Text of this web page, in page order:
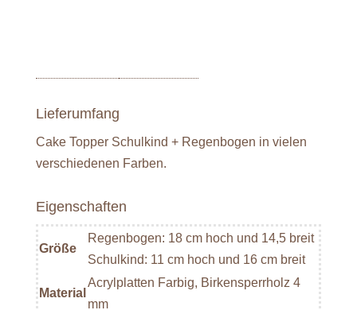
Lieferumfang
Cake Topper Schulkind + Regenbogen in vielen
verschiedenen Farben.
Eigenschaften
Größe
Regenbogen: 18 cm hoch und 14,5 breit
Schulkind: 11 cm hoch und 16 cm breit
Material
Acrylplatten Farbig, Birkensperrholz 4
mm